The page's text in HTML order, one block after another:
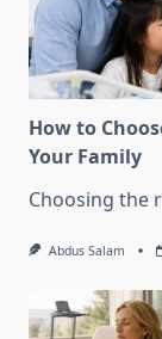
How to
Your Family
Choosing the
Abdus Salam